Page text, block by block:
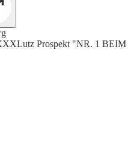
Prospekt "NR. 1 BEIM